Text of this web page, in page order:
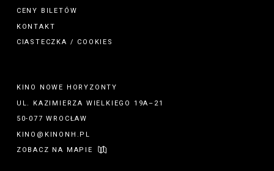
CENY BILETÓW
KONTAKT
CIASTECZKA / COOKIES
KINO NOWE HORYZONTY
UL. KAZIMIERZA WIELKIEGO 19A–21
50-077 WROCŁAW
KINO@KINONH.PL
ZOBACZ NA MAPIE